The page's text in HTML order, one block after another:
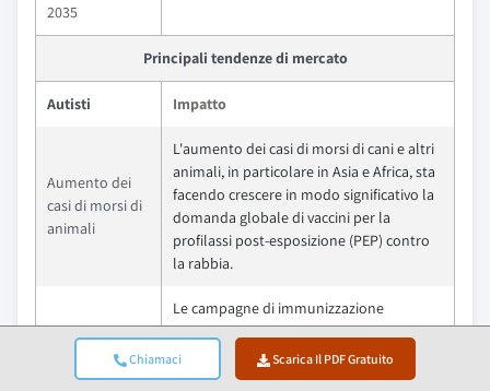
Chiamaci Scarica Il PDF Gratuito
2035
Principali tendenze di mercato
Autisti Impatto
Aumento dei
casi di morsi di
animali
L'aumento dei casi di morsi di cani e altri
animali, in particolare in Asia e Africa, sta
facendo crescere in modo significativo la
domanda globale di vaccini per la
profilassi post-esposizione (PEP) contro
la rabbia.
Programmi
governativi di
Le campagne di immunizzazione
nazionali, le iniziative di vaccinazione di
massa dei cani e i programmi di
sensibilizzazione pubblica sostenuti dai